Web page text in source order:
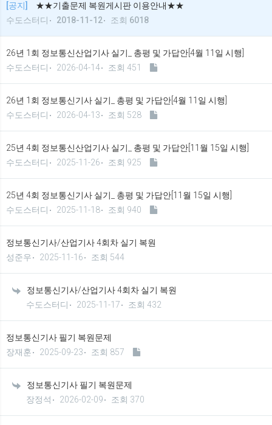
[공지]
★★기출문제 복원게시판 이용안내★★
수도스터디
2018-11-12 조회 6018
26년 1회 정보통신산업기사 실기_ 총평 및 가답안[4월 11일 시행]
수도스터디
2026-04-14 조회 451
26년 1회 정보통신기사 실기_ 총평 및 가답안[4월 11일 시행]
수도스터디
2026-04-13 조회 528
25년 4회 정보통신산업기사 실기_ 총평 및 가답안[11월 15일 시행]
수도스터디
2025-11-26 조회 925
25년 4회 정보통신기사 실기_ 총평 및 가답안[11월 15일 시행]
수도스터디
2025-11-18 조회 940
정보통신기사/산업기사 4회차 실기 복원
성준우
2025-11-16 조회 544
정보통신기사/산업기사 4회차 실기 복원
수도스터디
2025-11-17 조회 432
정보통신기사 필기 복원문제
장재훈
2025-09-23 조회 857
정보통신기사 필기 복원문제
장정석
2026-02-09 조회 370